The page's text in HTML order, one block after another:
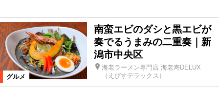
グルメ
南蛮エビのダシと黒エビが
奏でるうまみの二重奏｜新
潟市中央区
海老ラーメン専門店 海老寿DELUX
（えびすデラックス）